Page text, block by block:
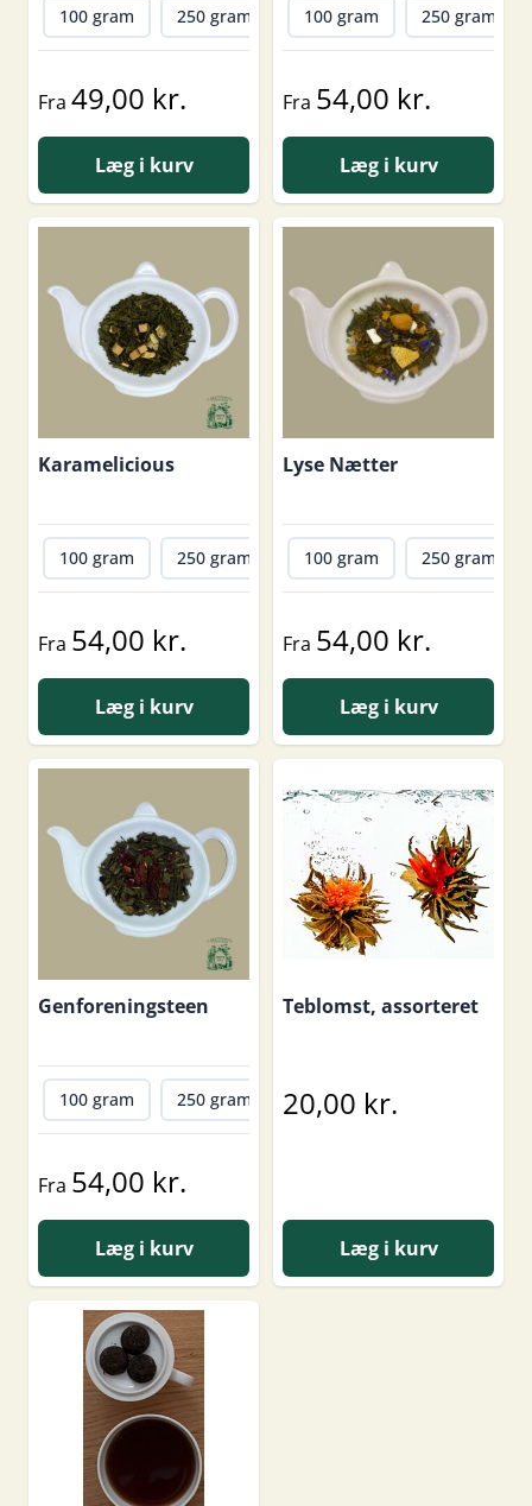
100 gram 250 gram 500 gram 1000 gram
Fra 49,00 kr.
Læg i kurv
100 gram 250 gram
Fra 54,00 kr.
Læg i kurv
Karamelicious
100 gram 250 gram 500 gram 1000 gram
Fra 54,00 kr.
Læg i kurv
Lyse Nætter
100 gram 250 gram
Fra 54,00 kr.
Læg i kurv
Genforeningsteen
100 gram 250 gram 500 gram
Fra 54,00 kr.
Læg i kurv
Teblomst, assorteret
20,00 kr.
Læg i kurv